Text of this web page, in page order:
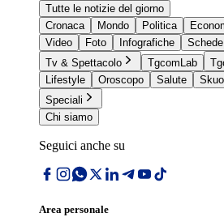
Tutte le notizie del giorno
Cronaca
Mondo Politica
Video
Foto Infografiche
Schede
Tv & Spettacolo
TgcomLab
Lifestyle
Oroscopo Salute
Speciali
Chi siamo
Seguici anche su
Area personale